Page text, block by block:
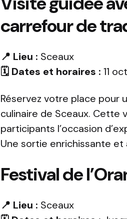
carrefour de
📍 Lieu : Sceaux
🗓️ Dates et horaires : 11
Réservez votre place pour
culinaire de Sceaux. Cette
participants l’occasion
Une sortie enrichissante
Festival de
📍 Lieu : Sceaux